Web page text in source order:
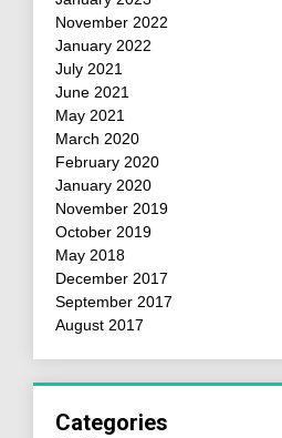
November 2022
January 2022
July 2021
June 2021
May 2021
March 2020
February 2020
January 2020
November 2019
October 2019
May 2018
December 2017
September 2017
August 2017
Categories